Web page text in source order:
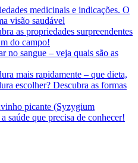
medicinais e indicações. O
visão saudável
as propriedades surpreendentes
do campo!
no sangue – veja quais são as
mais rapidamente – que dieta,
escolher? Descubra as formas
picante (Syzygium
saúde que precisa de conhecer!